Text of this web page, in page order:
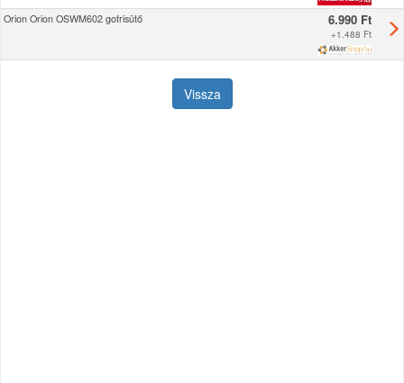
Orion Orion OSWM602 gofrisütő 6.990 Ft
+1.488 Ft
Vissza